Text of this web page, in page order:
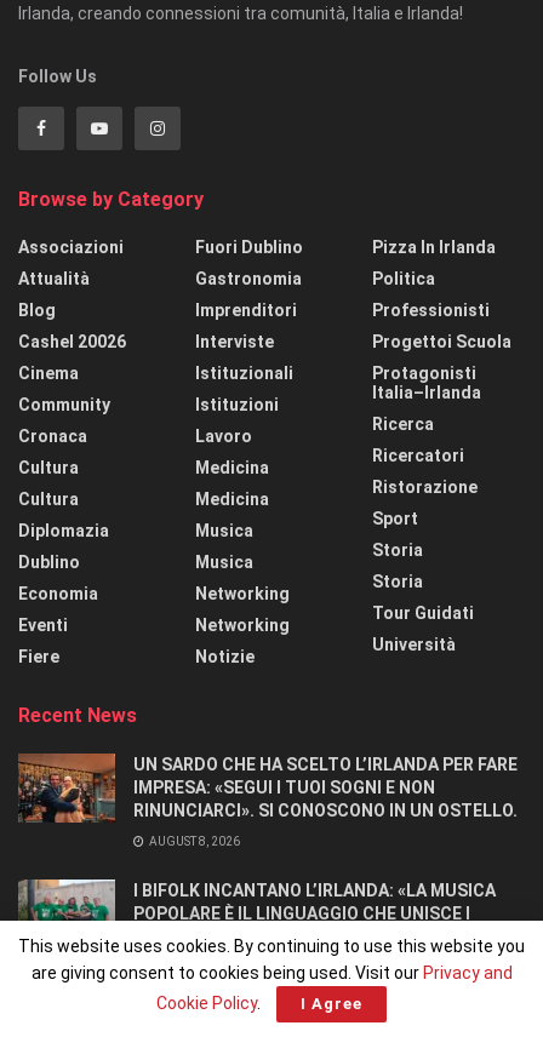
Irlanda, creando connessioni tra comunità, Italia e Irlanda!
Follow Us
Browse by Category
Associazioni
Attualità
Blog
Cashel 20026
Cinema
Community
Cronaca
Cultura
Cultura
Diplomazia
Dublino
Economia
Eventi
Fiere
Fuori Dublino
Gastronomia
Imprenditori
Interviste
Istituzionali
Istituzioni
Lavoro
Medicina
Medicina
Musica
Musica
Networking
Networking
Notizie
Pizza In Irlanda
Politica
Professionisti
Progettoi Scuola
Protagonisti
Italia–Irlanda
Ricerca
Ricercatori
Ristorazione
Sport
Storia
Storia
Tour Guidati
Università
Recent News
UN SARDO CHE HA SCELTO L’IRLANDA PER FARE
IMPRESA: «SEGUI I TUOI SOGNI E NON
RINUNCIARCI». SI CONOSCONO IN UN OSTELLO.
AUGUST 8, 2026
I BIFOLK INCANTANO L’IRLANDA: «LA MUSICA
POPOLARE È IL LINGUAGGIO CHE UNISCE I
POPOLI»
JULY 31, 2026
This website uses cookies. By continuing to use this website you
are giving consent to cookies being used. Visit our Privacy and
Cookie Policy. I Agree